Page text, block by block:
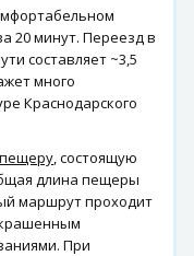
20 минут. Переезд в
составляет ~3,5
много
Краснодарского
, состоящую
длина пещеры
маршрут проходит
При